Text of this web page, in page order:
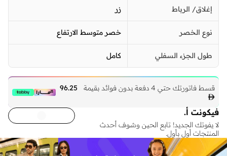
إغلاق/ الرباط زر
نوع الخصر خصر متوسط الارتفاع
طول الجزء السفلي كامل
قسط فاتورتك حتي 4 دفعة بدون فوائد بقيمة
96.25

فيكونت أ.
لا يفوتك الجديد! تابع الحين وشوف أحدث
المنتجات أول بأول.